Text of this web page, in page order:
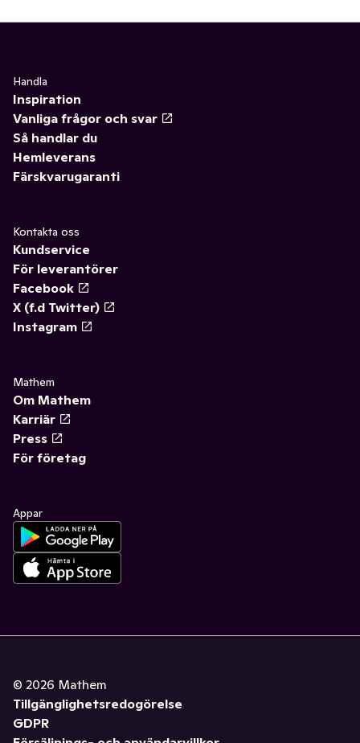
Handla
Inspiration
Vanliga frågor och svar
Så handlar du
Hemleverans
Färskvarugaranti
Kontakta oss
Kundservice
För leverantörer
Facebook
X (f.d Twitter)
Instagram
Mathem
Om Mathem
Karriär
Press
För företag
Appar
© 2026 Mathem
Tillgänglighetsredogörelse
GDPR